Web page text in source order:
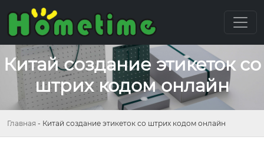
Китай создание этикеток со
штрих кодом онлайн
Главная - Китай создание этикеток со штрих кодом онлайн